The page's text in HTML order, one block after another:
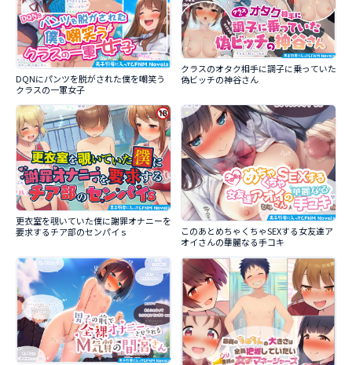
DQNにパンツを脱がされた僕を嘲笑う
クラスの一軍女子
クラスのオタク相手に調子に乗っていた
偽ビッチの神谷さん
更衣室を覗いていた僕に謝罪オナニーを
要求するチア部のセンパイｓ
このあとめちゃくちゃSEXする女友達ア
オイさんの華麗なる手コキ